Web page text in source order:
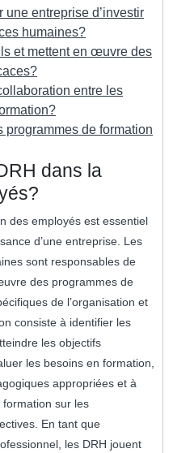
entreprise d’investir
humaines?
et mettent en œuvre des
entre les
programmes de formation
dans la
des employés est essentiel
d’une entreprise. Les
sont responsables de
des programmes de
de l’organisation et
consiste à identifier les
les objectifs
les besoins en formation,
appropriées et à
formation sur les
En tant que
les DRH jouent